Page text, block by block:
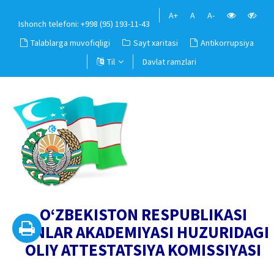
Ishonch telefoni: +998 (95) 193-11-43
A+ A A-
Talablarga muvofiqligi Sayt xaritasi
Antikorrupsiya
Til
Davlat ramzlari
O‘ZBEKISTON RESPUBLIKASI
FANLAR AKADEMIYASI HUZURIDAGI
OLIY ATTESTATSIYA KOMISSIYASI